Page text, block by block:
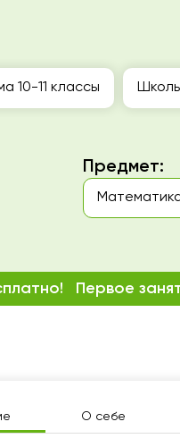
О себе
Первое
10-11 классы
Предмет: